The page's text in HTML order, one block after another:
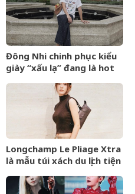
cùng
Đông Nhi chinh phục kiểu
giày “xấu lạ” đang là hot
Longchamp Le Pliage Xtra
là mẫu túi xách du lịch tiện